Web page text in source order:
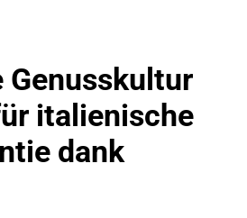
italienische
dank